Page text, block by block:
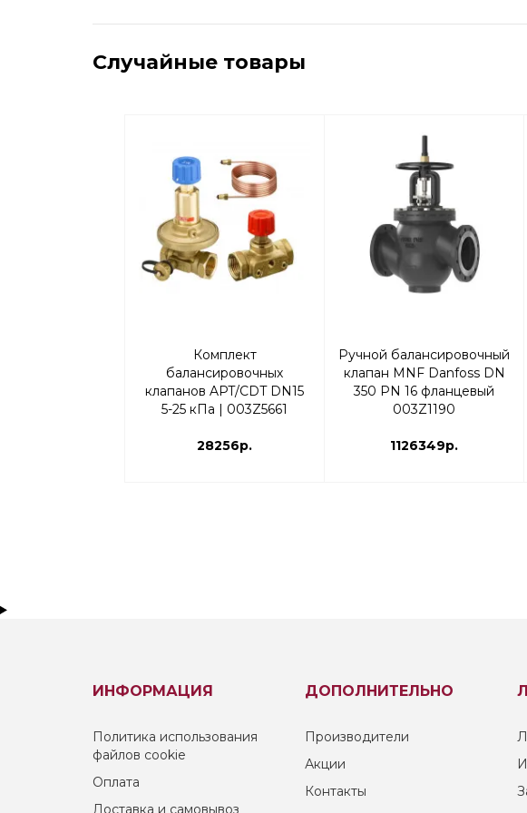
Случайные товары
Комплект
балансировочных
клапанов APT/CDT DN15
5-25 кПа | 003Z5661
28256р.
Ручной балансировочный
клапан MNF Danfoss DN
350 PN 16 фланцевый
003Z1190
1126349р.
ИНФОРМАЦИЯ
Политика использования
файлов cookie
Оплата
Доставка и самовывоз
ДОПОЛНИТЕЛЬНО
Производители
Акции
Контакты